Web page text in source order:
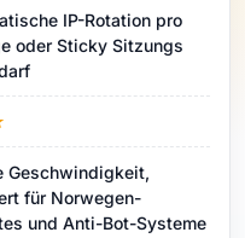
IP-Rotation pro
oder Sticky Sitzungs
Geschwindigkeit,
für Norwegen-
und Anti-Bot-Systeme